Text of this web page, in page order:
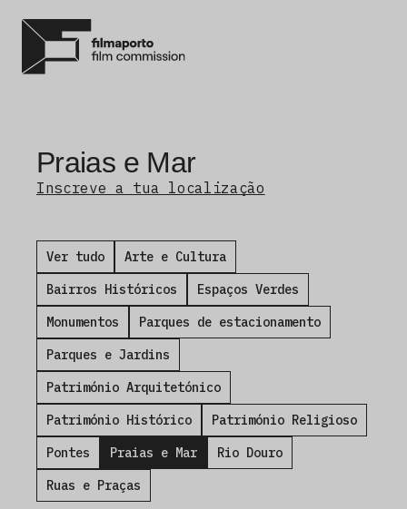
Praias e Mar
Inscreve a tua localização
Ver tudo
Arte e Cultura
Bairros Históricos
Espaços Verdes
Monumentos
Parques de estacionamento
Parques e Jardins
Património Arquitetónico
Património Histórico
Património Religioso
Pontes
Praias e Mar
Rio Douro
Ruas e Praças